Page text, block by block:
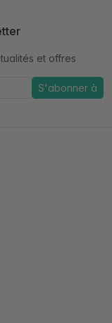
et offres
S'abonner à